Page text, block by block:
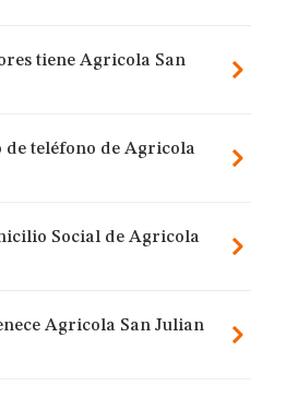
tiene Agricola San
de teléfono de Agricola
Social de Agricola
Agricola San Julian